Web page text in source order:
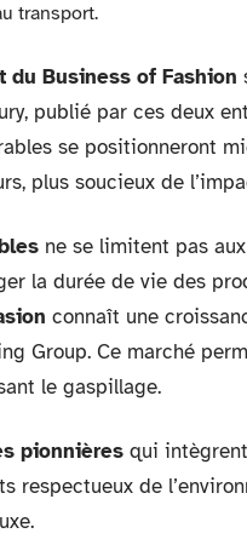
transport.
du Business of Fashion
publié par ces deux
se positionneront
plus soucieux de
ne se limitent pas
la durée de vie des
connaît une
Group. Ce marché
le gaspillage.
pionnières qui
respectueux de